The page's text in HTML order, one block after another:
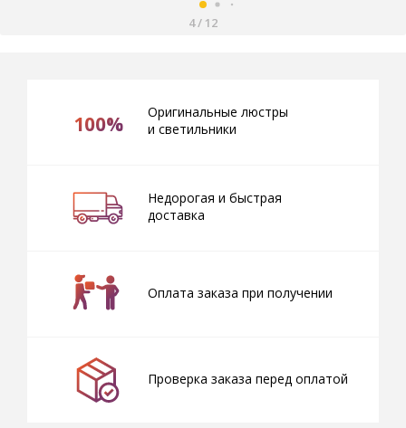
4/ 12
100%
Оригинальные люстры
и светильники
Недорогая и быстрая
доставка
Оплата заказа при получении
Проверка заказа перед оплатой